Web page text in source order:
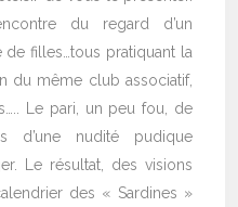
du regard d’un
de filles…tous pratiquant la
du même club associatif,
Le pari, un peu fou, de
d’une nudité pudique
Le résultat, des visions
des « Sardines »